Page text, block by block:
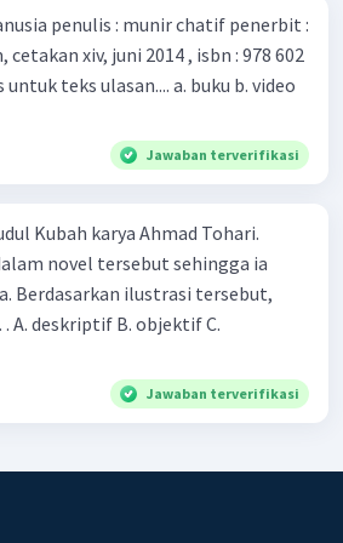
Jawaban terverifikasi
Kubah karya Ahmad Tohari.
novel tersebut sehingga ia
B. objektif C.
Jawaban terverifikasi